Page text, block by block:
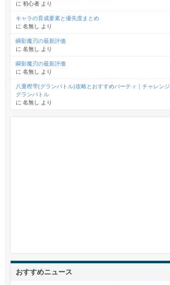
に 初心者 より
キャラの育成要素と優先度まとめ
に 名無し より
瞬影魔刃の最新評価
に 名無し より
瞬影魔刃の最新評価
に 名無し より
八重樫雫(グランバトル)攻略とおすすめパーティ｜チャレンジ
グランバトル
に 名無し より
おすすめニュース